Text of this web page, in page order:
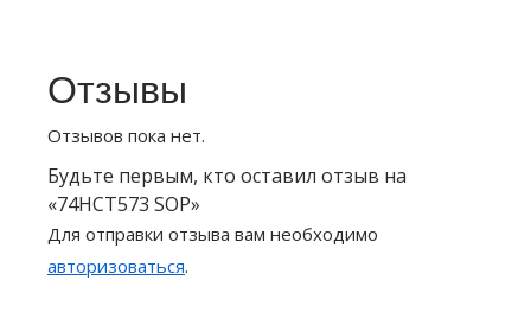
Отзывы
Отзывов пока нет.
Будьте первым, кто оставил отзыв на
«74HCT573 SOP»
Для отправки отзыва вам необходимо
авторизоваться.